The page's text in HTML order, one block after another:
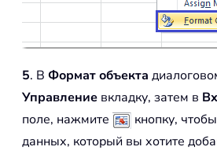
5. В Формат объекта
Управление вкладку, затем в
поле, нажмите
кнопку,
данных, который вы хотите